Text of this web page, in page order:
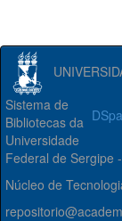
Sistema de
Bibliotecas da
Universidade
Federal de Sergipe
Núcleo de